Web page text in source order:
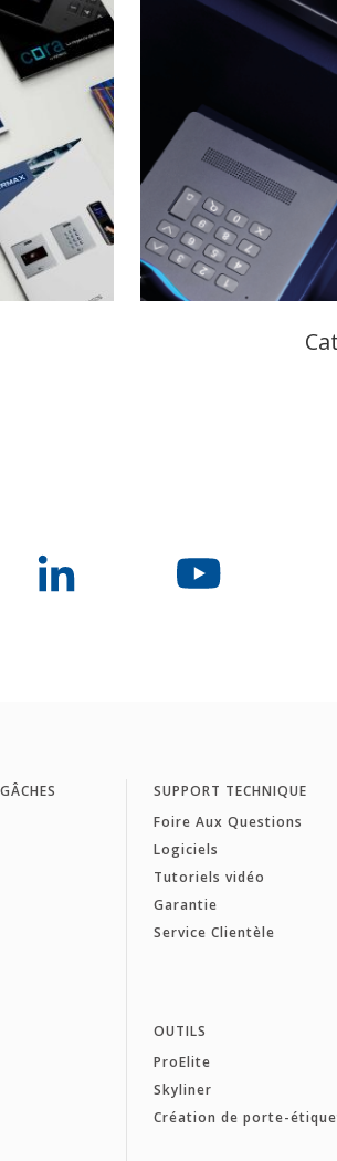
SUPPORT TECHNIQUE
Foire Aux Questions
Logiciels
Tutoriels vidéo
Garantie
Service Clientèle
OUTILS
ProElite
Skyliner
Création de porte-